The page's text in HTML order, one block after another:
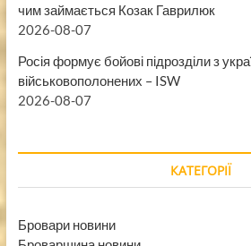
чим займається Козак Гаврилюк
2026-08-07
Росія формує бойові підрозділи з
військовополонених – ISW
2026-08-07
КАТЕГОРІЇ
Бровари новини